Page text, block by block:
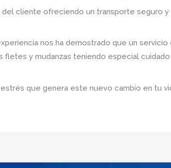
cliente ofreciendo un transporte seguro
nos ha demostrado que un
y mudanzas teniendo especial
que genera este nuevo cambio en tu